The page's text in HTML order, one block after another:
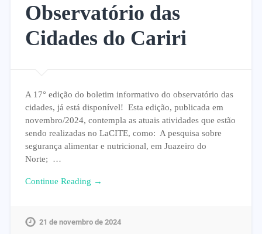
Observatório das
Cidades do Cariri
A 17° edição do boletim informativo do observatório das
cidades, já está disponível! Esta edição, publicada em
novembro/2024, contempla as atuais atividades que estão
sendo realizadas no LaCITE, como: A pesquisa sobre
segurança alimentar e nutricional, em Juazeiro do
Norte; …
Continue Reading →
21 de novembro de 2024